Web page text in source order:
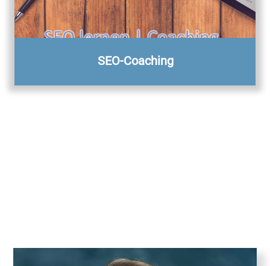
SEO-Coaching